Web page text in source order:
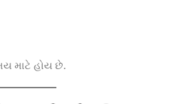
માટે હોય છે.